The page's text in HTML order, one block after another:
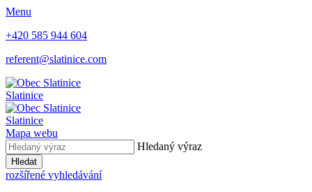
Menu
+420 585 944 604
referent@slatinice.com
Slatinice
Slatinice
Mapa webu
Hledaný výraz
Hledat
rozšířené vyhledávání